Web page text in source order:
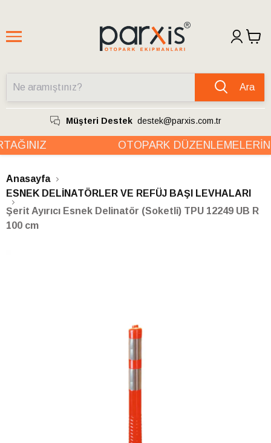
Ara
Müşteri Destek destek@parxis.com.tr
OTOPARK
Anasayfa
ESNEK DELİNATÖRLER VE REFÜJ BAŞI LEVHALARI
Şerit Ayırıcı Esnek Delinatör (Soketli) TPU 12249 UB R
100 cm